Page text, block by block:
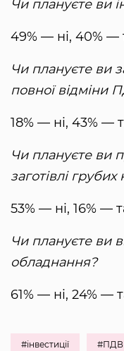
Чи плануєте ви
49% — ні, 40% —
Чи плануєте ви
повної відміни
18% — ні, 43% —
Чи плануєте ви
заготівлі грубих
53% — ні, 16% —
Чи плануєте ви
обладнання?
61% — ні, 24% —
#інвестиції #ПДВ